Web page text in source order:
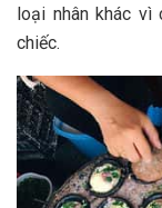
l‎‎oại n‎‎hân k‎‎hác
c‎‎hiếc.